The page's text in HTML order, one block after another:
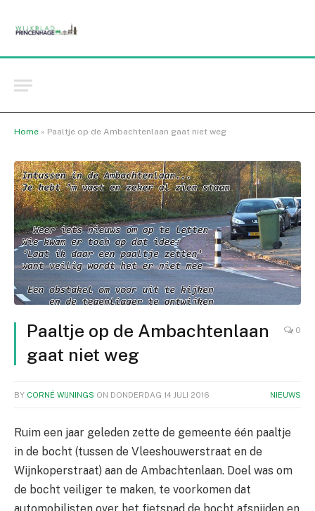
Home » Paaltje op de Ambachtenlaan gaat niet weg
Paaltje op de Ambachtenlaan
gaat niet weg
0
BY CORNÉ WIJNINGS ON DONDERDAG 14 JULI 2016 NIEUWS
Ruim een jaar geleden zette de gemeente één paaltje
in de bocht (tussen de Vleeshouwerstraat en de
Wijnkoperstraat) aan de Ambachtenlaan. Doel was om
de bocht veiliger te maken, te voorkomen dat